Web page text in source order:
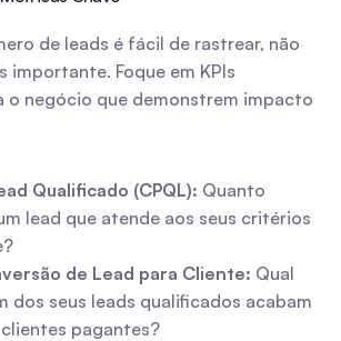
de leads é fácil de rastrear, não
importante. Foque em KPIs
o negócio que demonstrem impacto
Qualificado (CPQL): Quanto
lead que atende aos seus critérios
de Lead para Cliente: Qual
dos seus leads qualificados acabam
pagantes?